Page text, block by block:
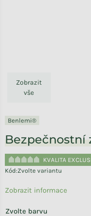
Zobrazit
vše
Benlemi®
Bezpečnostní
KVALITA
Kód:Zvolte variantu
Zvolte barvu
Zobrazit informace